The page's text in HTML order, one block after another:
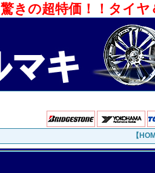
驚きの超特価！！タイ
【